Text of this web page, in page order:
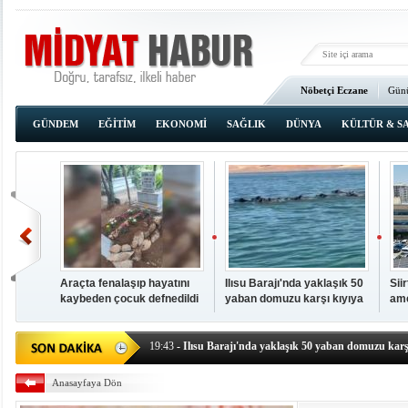
Nöbetçi Eczane
Ana Sayfa
GÜNDEM
EĞİTİM EKONOMİ SAĞLIK DÜNYA KÜLTÜR &
Araçta fenalaşıp hayatını
kaybeden çocuk defnedildi
Ilısu Barajı'nda yaklaşık 50
yaban domuzu karşı kıyıya
- OKUMAK İÇİN TIKLAYIN
19:43 - Ilısu Barajı'nda yaklaşık 50 yaban domuzu
19:42- Hacıoğlu: UMKE ekipleri bilgi, cesaret ve
19:08- HÜDA PAR Şırnak il başkanı Yalçın:
Anasayfaya Dön